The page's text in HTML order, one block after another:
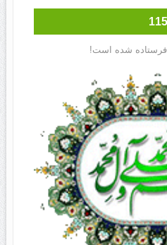
115
فرستاده شده است!